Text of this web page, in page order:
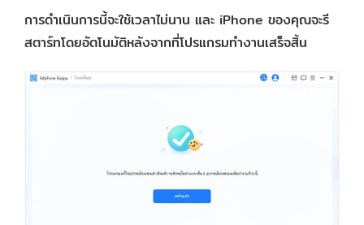
การดำเนินการนี้จะใช้เวลาไม่นาน และ iPhone ของคุณจะรี
สตาร์ทโดยอัตโนมัติหลังจากที่โปรแกรมทำงานเสร็จสิ้น